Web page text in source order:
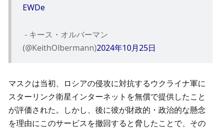
EWDe
(@KeithOlbermann)2024年10月25日
マスクは当初、ロシアの侵攻に対抗するウクライナ軍に
スターリンク衛星インターネットを無償で提供したこと
が評価された。しかし、後に彼が財政的・政治的な懸念
を理由にこのサービスを撤回すると脅したことで、その